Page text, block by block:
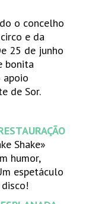
o concelho
e da
25 de junho
bonita
apoio
de Sor.
Shake»
humor,
espetáculo